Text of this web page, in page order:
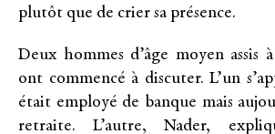
plutôt que de crier sa présence.
Deux hommes d’âge moyen assis
ont commencé à discuter. L’un
était employé de banque mais
retraite. L’autre, Nader,